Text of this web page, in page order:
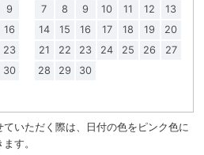
9
16
23
30
7
8 9 10 11 12
13
14
15 16 17 18 19
20
21
22 23 24 25 26
27
28
29 30
いただく際は、日付の色をピンク色に
す。